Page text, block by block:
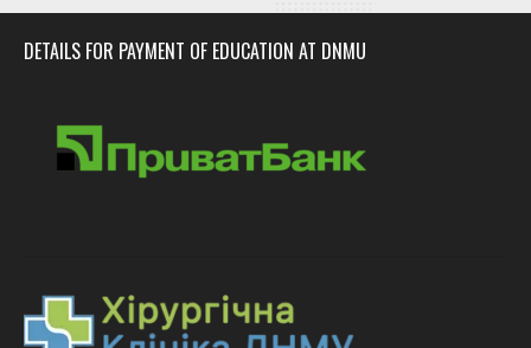
DETAILS FOR PAYMENT OF EDUCATION AT DNMU